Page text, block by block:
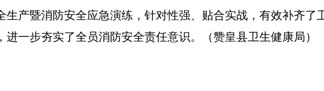
生产暨消防安全应急演练，针对性强、贴合实战，有效补齐了
进一步夯实了全员消防安全责任意识。（赞皇县卫生健康局）